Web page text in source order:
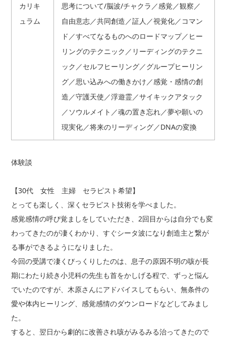
カリキ
ュラム
思考について/脳波/チャクラ／感覚／観察／
自由意志／共同創造／証人／視覚化／コマン
ド／すべてなるものへのロードマップ／ヒー
リングのテクニック／リーディングのテクニ
ック／セルフヒーリング／グループヒーリン
グ／思い込みへの働きかけ／感覚・感情の創
造／守護天使／浮遊霊／サイキックアタック
／ソウルメイト／魂の置き忘れ／夢や願いの
現実化／将来のリーディング／DNAの変換
体験談
【30代 女性 主婦 セラピスト希望】
とっても楽しく、深くセラピスト技術を学べました。
感覚感情の呼び覚ましをしていただき、2回目からは自分でも変
わってきたのが凄くわかり、すぐシータ波になり創造主と繋が
る事ができるようになりました。
今回の受講で凄くびっくりしたのは、息子の原因不明の咳が長
期にわたり続き小児科の先生も首をかしげる程で、ずっと悩ん
でいたのですが、木原さんにアドバイスしてもらい、無条件の
愛や体内ヒーリング、感覚感情のダウンロードなどしてみまし
た。
すると、翌日から劇的に改善され咳がみるみる治ってきたので